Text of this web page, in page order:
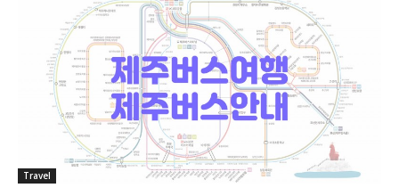
Travel